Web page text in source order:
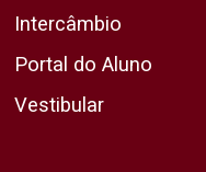
Intercâmbio
Portal do Aluno
Vestibular